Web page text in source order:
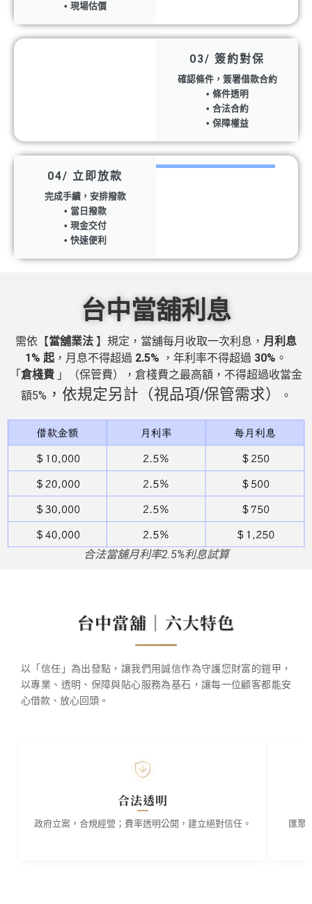
• 現場估價
03/ 簽約對保
確認條件，簽署借款合約
• 條件透明
• 合法合約
• 保障權益
04/ 立即放款
完成手續，安排撥款
• 當日撥款
• 現金交付
• 快速便利
台中當舖利息
需依【當舖業法 】規定，當舖每月收取一次利息， 月利息
1% 起，月息不得超過 2.5% ，年利率不得超過 30% 。
「 倉棧費 」（保管費），倉棧費之最高額，不得超過收當金
額5% ，依規定另計（視品項/保管需求） 。
合法當舖月利率2.5%利息試算
台中當舖｜六大特色
以「信任」為出發點，讓我們用誠信作為守護您財富的鎧甲，
以專業、透明、保障與貼心服務為基石，讓每一位顧客都能安
心借款、放心回頭。
合法透明
政府立案，合規經營；費率透明公開，建立絕對信任。 匯聚